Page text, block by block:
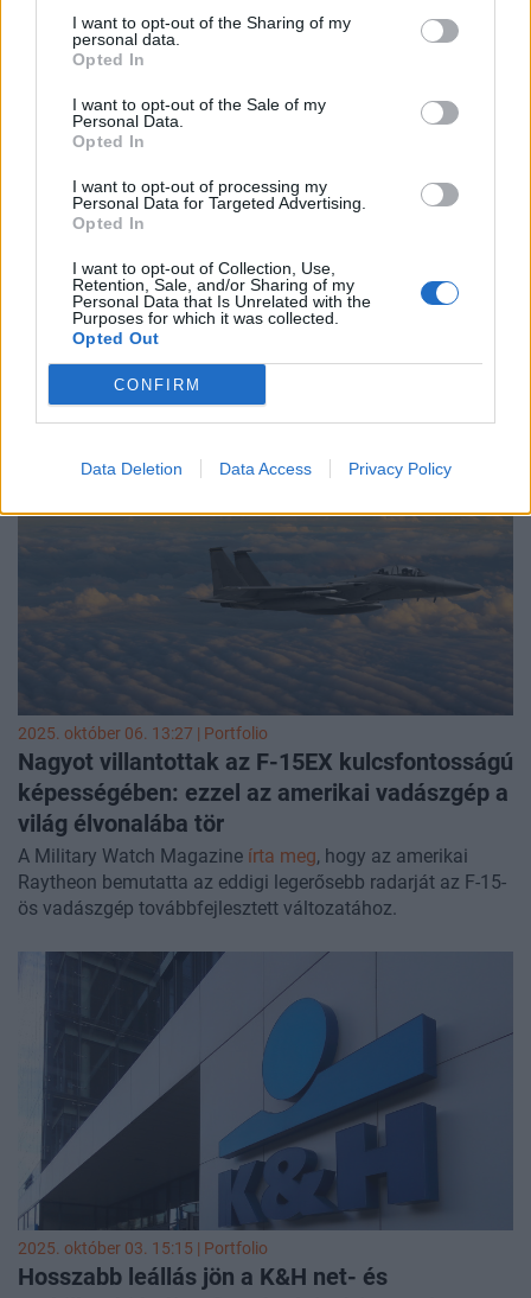
I want to opt-out of the Sharing of my
personal data.
Opted In
I want to opt-out of the Sale of my
Personal Data.
Opted In
I want to opt-out of processing my
Personal Data for Targeted Advertising.
Opted In
I want to opt-out of Collection, Use,
Retention, Sale, and/or Sharing of my
Personal Data that Is Unrelated with the
Purposes for which it was collected.
Opted Out
CONFIRM
Data Deletion Data Access Privacy Policy
Karbantartás jön az Ügyfélkapunál, erre kell
figyelni
November elsején késő estétől 16 óráig karbantartási
munkálatokat végeznek az Ügyfélkapu (Központi
Ügyfélregisztációs Nyilvántartás - KÜNY) rendszeren, ez idő
alatt nem lesz elérhető a Központi Azonosítási Ügynökön
2025. október 06. 13:27 | Portfolio
Nagyot villantottak az F-15EX kulcsfontosságú
képességében: ezzel az amerikai vadászgép a
világ élvonalába tör
A Military Watch Magazine írta meg, hogy az amerikai
Raytheon bemutatta az eddigi legerősebb radarját az F-15-
ös vadászgép továbbfejlesztett változatához.
2025. október 03. 15:15 | Portfolio
Hosszabb leállás jön a K&H net- és